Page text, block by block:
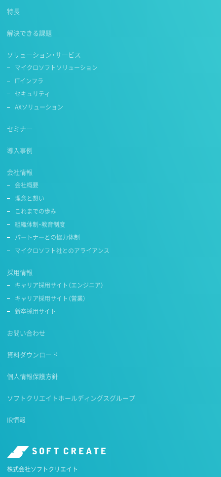
株式会社ソフトクリエイト
特長
解決できる課題
ソリューション・サービス
マイクロソフトソリューション
ITインフラ
セキュリティ
AXソリューション
セミナー
導入事例
会社情報
会社概要
理念と想い
これまでの歩み
組織体制・教育制度
パートナーとの協力体制
マイクロソフト社とのアライアンス
採用情報
キャリア採用サイト（エンジニア）
キャリア採用サイト（営業）
新卒採用サイト
お問い合わせ
資料ダウンロード
個人情報保護方針
ソフトクリエイトホールディングスグループ
IR情報